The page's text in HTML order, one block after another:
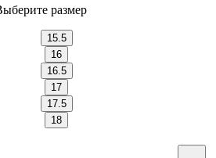
размер
15.5
16
16.5
17
17.5
18